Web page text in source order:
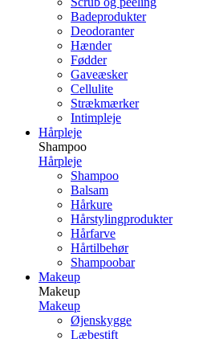
Badeprodukter
Deodoranter
Hænder
Fødder
Gaveæsker
Cellulite
Strækmærker
Intimpleje
Hårpleje
Shampoo
Hårpleje
Shampoo
Balsam
Hårkure
Hårstylingprodukter
Hårfarve
Hårtilbehør
Shampoobar
Makeup
Makeup
Makeup
Øjenskygge
Læbestift